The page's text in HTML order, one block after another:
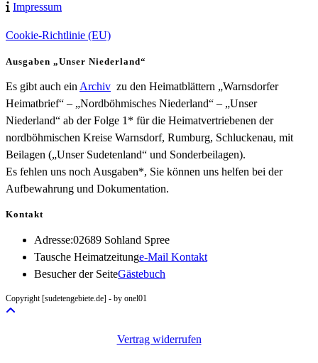
Impressum
Cookie-Richtlinie (EU)
Ausgaben „Unser Niederland“
Es gibt auch ein Archiv zu den Heimatblättern „Warnsdorfer
Heimatbrief“ – „Nordböhmisches Niederland“ – „Unser
Niederland“ ab der Folge 1* für die Heimatvertriebenen der
nordböhmischen Kreise Warnsdorf, Rumburg, Schluckenau, mit
Beilagen („Unser Sudetenland“ und Sonderbeilagen).
Es fehlen uns noch Ausgaben*, Sie können uns helfen bei der
Aufbewahrung und Dokumentation.
Kontakt
Adresse:02689 Sohland Spree
Tausche Heimatzeitunge-Mail KontaktOpens
Besucher der SeiteGästebuch
Copyright [sudetengebiete.de] - by onel01
Vertrag widerrufen